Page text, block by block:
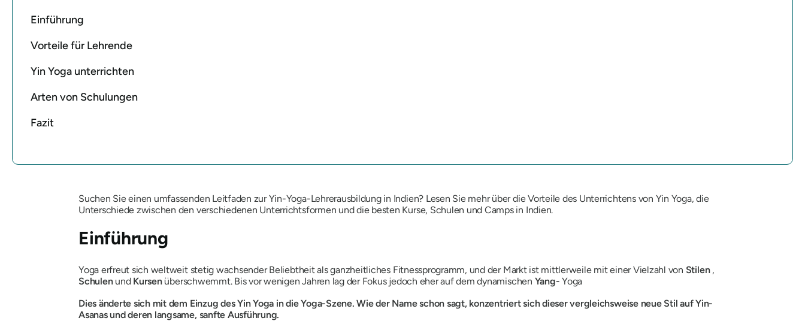
Einführung
Vorteile für Lehrende
Yin Yoga unterrichten
Arten von Schulungen
Fazit
Suchen Sie einen umfassenden Leitfaden zur Yin-Yoga-Lehrerausbildung in Indien? Lesen Sie mehr über die Vorteile des Unterrichtens von Yin Yoga, die
Unterschiede zwischen den verschiedenen Unterrichtsformen und die besten Kurse, Schulen und Camps in Indien.
Einführung
Yoga erfreut sich weltweit stetig wachsender Beliebtheit als ganzheitliches Fitnessprogramm, und der Markt ist mittlerweile mit einer Vielzahl von Stilen,
Schulenund Kursenüberschwemmt. Bis vor wenigen Jahren lag der Fokus jedoch eher auf dem dynamischen Yang- Yoga
Dies änderte sich mit dem Einzug des Yin Yoga in die Yoga-Szene. Wie der Name schon sagt, konzentriert sich dieser vergleichsweise neue Stil auf Yin-
Asanas und deren langsame, sanfte Ausführung.